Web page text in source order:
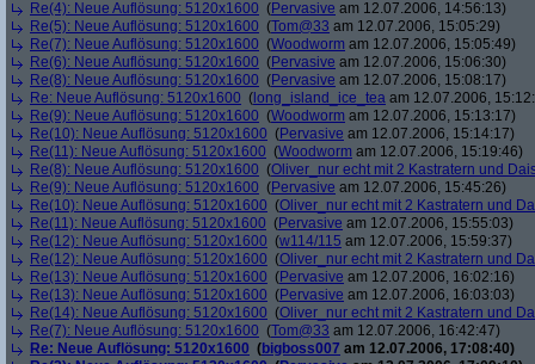
Re(4): Neue Auflösung: 5120x1600 (Pervasive am 12.07.2006, 14:56:13)
Re(5): Neue Auflösung: 5120x1600 (Tom@33 am 12.07.2006, 15:05:29)
Re(7): Neue Auflösung: 5120x1600 (Woodworm am 12.07.2006, 15:05:49)
Re(6): Neue Auflösung: 5120x1600 (Pervasive am 12.07.2006, 15:06:30)
Re(8): Neue Auflösung: 5120x1600 (Pervasive am 12.07.2006, 15:08:17)
Re: Neue Auflösung: 5120x1600 ( long_island_ice_tea am 12.07.2006,
Re(9): Neue Auflösung: 5120x1600 (Woodworm am 12.07.2006, 15:13:17)
Re(10): Neue Auflösung: 5120x1600 (Pervasive am 12.07.2006, 15:14:17)
Re(11): Neue Auflösung: 5120x1600 (Woodworm am 12.07.2006, 15:19:46)
Re(8): Neue Auflösung: 5120x1600 (Oliver_nur echt mit 2 Kastratern und
Re(9): Neue Auflösung: 5120x1600 (Pervasive am 12.07.2006, 15:45:26)
Re(10): Neue Auflösung: 5120x1600 (Oliver_nur echt mit 2 Kastratern und
Re(11): Neue Auflösung: 5120x1600 (Pervasive am 12.07.2006, 15:55:03)
Re(12): Neue Auflösung: 5120x1600 (w114/115 am 12.07.2006, 15:59:37)
Re(12): Neue Auflösung: 5120x1600 (Oliver_nur echt mit 2 Kastratern und
Re(13): Neue Auflösung: 5120x1600 (Pervasive am 12.07.2006, 16:02:16)
Re(13): Neue Auflösung: 5120x1600 (Pervasive am 12.07.2006, 16:03:03)
Re(14): Neue Auflösung: 5120x1600 (Oliver_nur echt mit 2 Kastratern und
Re(7): Neue Auflösung: 5120x1600 (Tom@33 am 12.07.2006, 16:42:47)
Re: Neue Auflösung: 5120x1600 (bigboss007 am 12.07.2006, 17:08:40)